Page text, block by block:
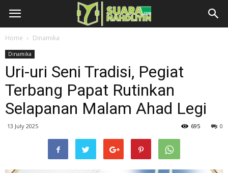
Home Dinamika
Dinamika
Uri-uri Seni Tradisi, Pegiat
Terbang Papat Rutinkan
Selapanan Malam Ahad Legi
13 July 2025 0
695